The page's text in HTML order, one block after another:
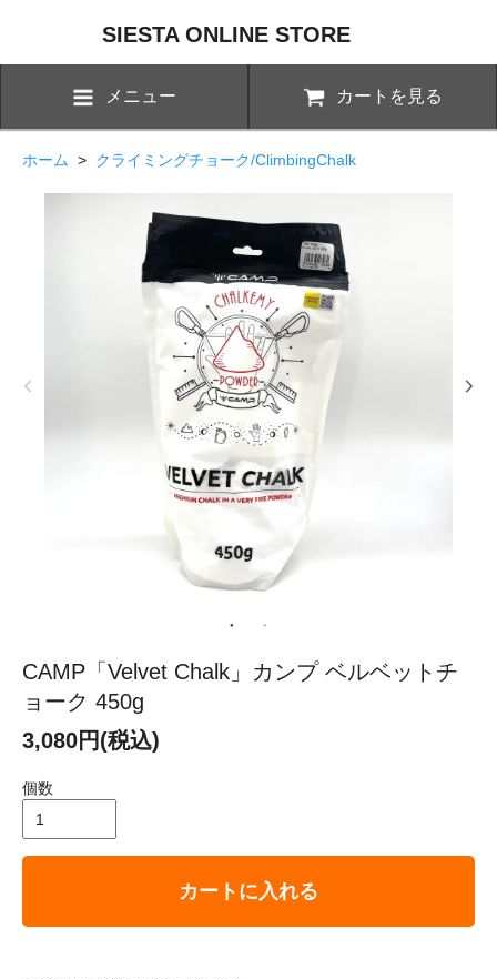
SIESTA ONLINE STORE
メニュー カートを見る
ホーム > クライミングチョーク/ClimbingChalk
CAMP「Velvet Chalk」カンプ ベルベットチ
ョーク 450g
3,080円(税込)
個数
カートに入れる